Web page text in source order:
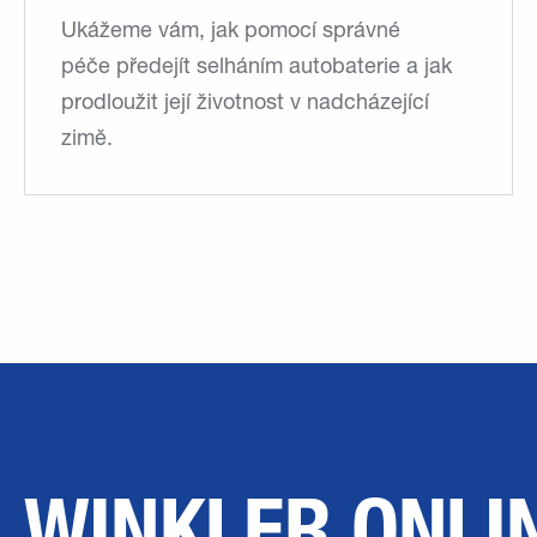
Ukážeme vám, jak pomocí správné
péče předejít selháním autobaterie a jak
prodloužit její životnost v nadcházející
zimě.